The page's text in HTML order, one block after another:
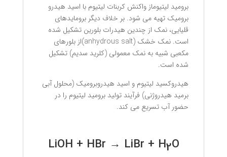
برومید لیتیوماز واکنش کربنات لیتیوم با اسید هیدرو
برومیک تهیه می شود. بر خلاف دیگر برومایدهای
قلیایی، نمک از چندین هیدرات بلورین تشکیل شده
است. نمک خشک (anhydrous salt)از بلورهای
مکعبی شبیه به نمک معمولی (کلرید سدیم) تشکیل
شده است.
هیدروکسید لیتیوم و اسید هیدروبرومیک (محلول آبی
برمید هیدروژنی) فرآیند تولید برومید لیتیوم را در
حضور آب تسریع می کند.
LiOH + HBr → LiBr + H2O